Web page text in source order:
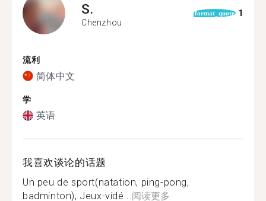
S.
Chenzhou
format_quote 1
流利
简体中文
学
英语
我喜欢谈论的话题
Un peu de sport(natation, ping-pong,
badminton), Jeux-vidé...阅读更多